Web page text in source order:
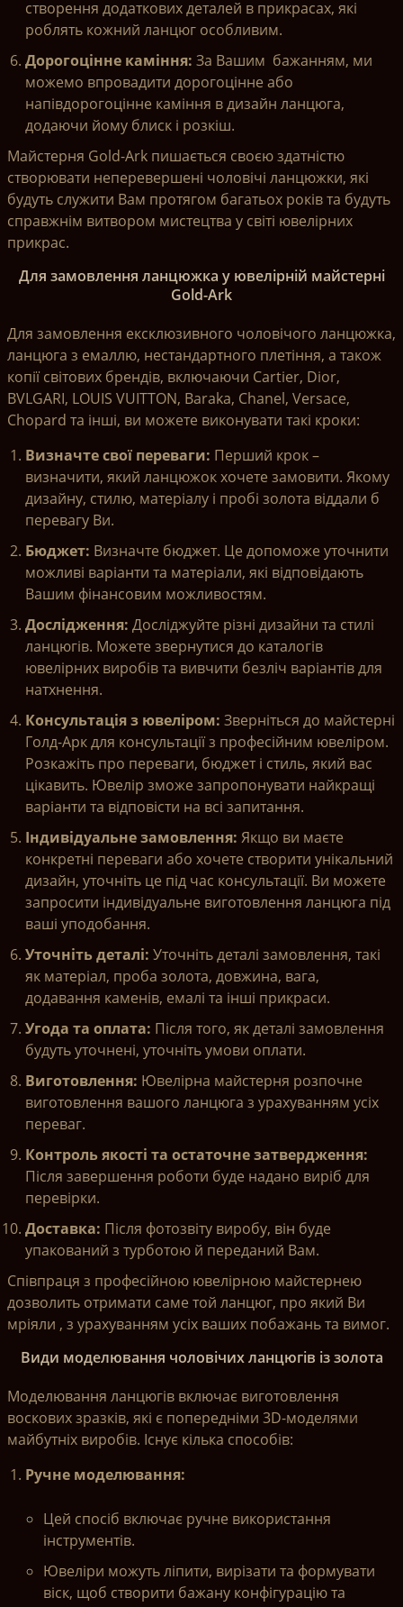
створення додаткових деталей в прикрасах, які
роблять кожний ланцюг особливим.
Дорогоцінне каміння: За Вашим бажанням, ми
можемо впровадити дорогоцінне або
напівдорогоцінне каміння в дизайн ланцюга,
додаючи йому блиск і розкіш.
Майстерня Gold-Ark пишається своєю здатністю
створювати неперевершені чоловічі ланцюжки, які
будуть служити Вам протягом багатьох років та будуть
справжнім витвором мистецтва у світі ювелірних
прикрас.
Для замовлення ланцюжка у ювелірній майстерні
Gold-Ark
Для замовлення ексклюзивного чоловічого ланцюжка,
ланцюга з емаллю, нестандартного плетіння, а також
копії світових брендів, включаючи Cartier, Dior,
BVLGARI, LOUIS VUITTON, Baraka, Chanel, Versace,
Chopard та інші, ви можете виконувати такі кроки:
Визначте свої переваги: ​​ Перший крок –
визначити, який ланцюжок хочете замовити. Якому
дизайну, стилю, матеріалу і пробі золота віддали б
перевагу Ви.
Бюджет: Визначте бюджет. Це допоможе уточнити
можливі варіанти та матеріали, які відповідають
Вашим фінансовим можливостям.
Дослідження: Досліджуйте різні дизайни та стилі
ланцюгів. Можете звернутися до каталогів
ювелірних виробів та вивчити безліч варіантів для
натхнення.
Консультація з ювеліром: Зверніться до майстерні
Голд-Арк для консультації з професійним ювеліром.
Розкажіть про переваги, бюджет і стиль, який вас
цікавить. Ювелір зможе запропонувати найкращі
варіанти та відповісти на всі запитання.
Індивідуальне замовлення: Якщо ви маєте
конкретні переваги або хочете створити унікальний
дизайн, уточніть це під час консультації. Ви можете
запросити індивідуальне виготовлення ланцюга під
ваші уподобання.
Уточніть деталі: Уточніть деталі замовлення, такі
як матеріал, проба золота, довжина, вага,
додавання каменів, емалі та інші прикраси.
Угода та оплата: Після того, як деталі замовлення
будуть уточнені, уточніть умови оплати.
Виготовлення: Ювелірна майстерня розпочне
виготовлення вашого ланцюга з урахуванням усіх
переваг.
Контроль якості та остаточне затвердження:
Після завершення роботи буде надано виріб для
перевірки.
Доставка: Після фотозвіту виробу, він буде
упакований з турботою й переданий Вам.
Співпраця з професійною ювелірною майстернею
дозволить отримати саме той ланцюг, про який Ви
мріяли , з урахуванням усіх ваших побажань та вимог.
Види моделювання чоловічих ланцюгів із золота
Моделювання ланцюгів включає виготовлення
воскових зразків, які є попередніми 3D-моделями
майбутніх виробів. Існує кілька способів:
Ручне моделювання:
Цей спосіб включає ручне використання
інструментів.
Ювеліри можуть ліпити, вирізати та формувати
віск, щоб створити бажану конфігурацію та